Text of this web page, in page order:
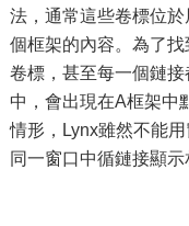
法，通常這些卷標位
個框架的內容。為了
卷標，甚至每一個鏈
中，會出現在A框架中
情形，Lynx雖然不能
同一窗口中循鏈接顯示